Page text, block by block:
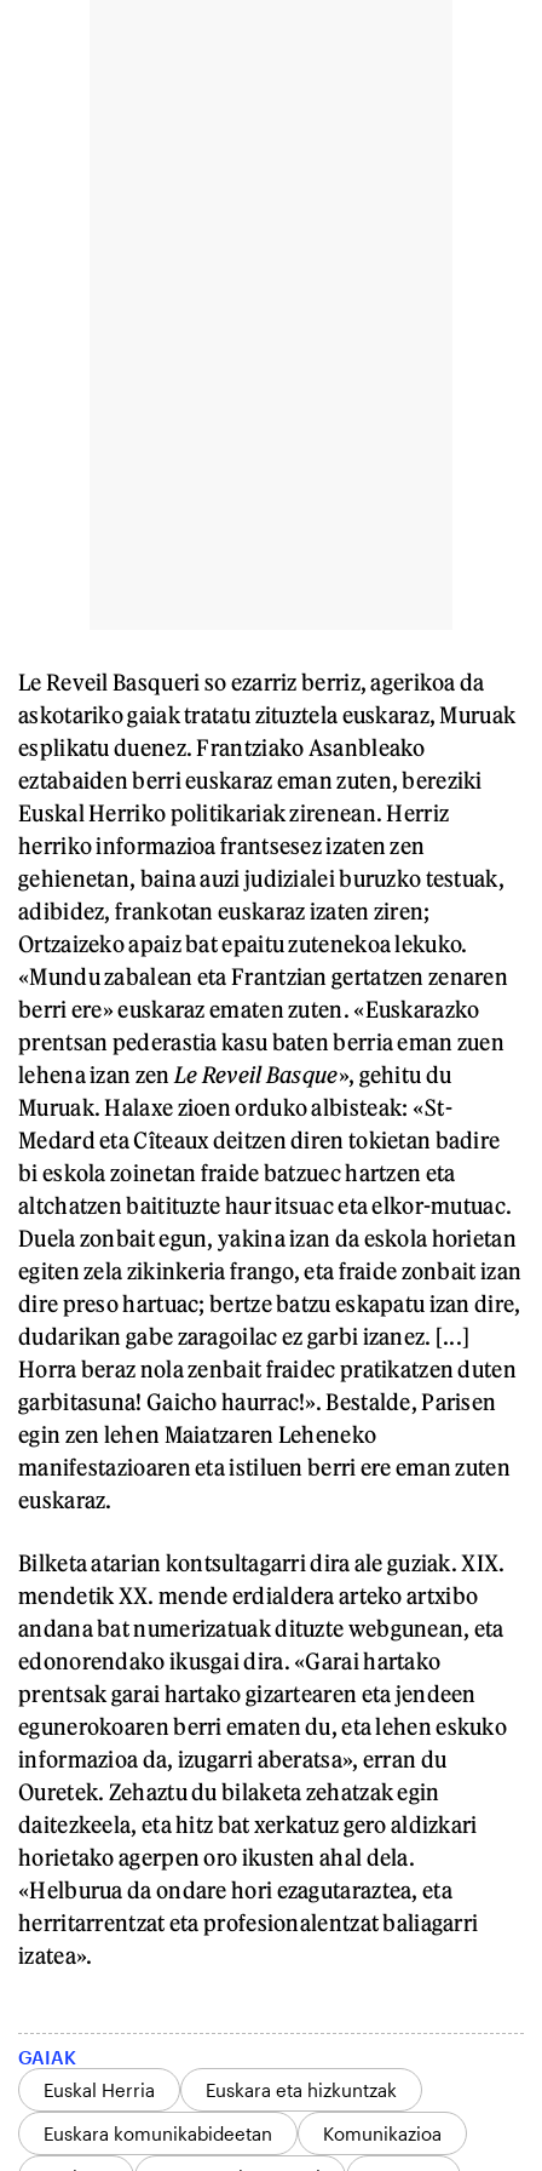
Le Reveil Basqueri so ezarriz berriz, agerikoa da
askotariko gaiak tratatu zituztela euskaraz, Muruak
esplikatu duenez. Frantziako Asanbleako
eztabaiden berri euskaraz eman zuten, bereziki
Euskal Herriko politikariak zirenean. Herriz
herriko informazioa frantsesez izaten zen
gehienetan, baina auzi judizialei buruzko testuak,
adibidez, frankotan euskaraz izaten ziren;
Ortzaizeko apaiz bat epaitu zutenekoa lekuko.
«Mundu zabalean eta Frantzian gertatzen zenaren
berri ere» euskaraz ematen zuten. «Euskarazko
prentsan pederastia kasu baten berria eman zuen
lehena izan zen Le Reveil Basque», gehitu du
Muruak. Halaxe zioen orduko albisteak: «St-
Medard eta Cîteaux deitzen diren tokietan badire
bi eskola zoinetan fraide batzuec hartzen eta
altchatzen baitituzte haur itsuac eta elkor-mutuac.
Duela zonbait egun, yakina izan da eskola horietan
egiten zela zikinkeria frango, eta fraide zonbait izan
dire preso hartuac; bertze batzu eskapatu izan dire,
dudarikan gabe zaragoilac ez garbi izanez. [...]
Horra beraz nola zenbait fraidec pratikatzen duten
garbitasuna! Gaicho haurrac!». Bestalde, Parisen
egin zen lehen Maiatzaren Leheneko
manifestazioaren eta istiluen berri ere eman zuten
euskaraz.
Bilketa atarian kontsultagarri dira ale guziak. XIX.
mendetik XX. mende erdialdera arteko artxibo
andana bat numerizatuak dituzte webgunean, eta
edonorendako ikusgai dira. «Garai hartako
prentsak garai hartako gizartearen eta jendeen
egunerokoaren berri ematen du, eta lehen eskuko
informazioa da, izugarri aberatsa», erran du
Ouretek. Zehaztu du bilaketa zehatzak egin
daitezkeela, eta hitz bat xerkatuz gero aldizkari
horietako agerpen oro ikusten ahal dela.
«Helburua da ondare hori ezagutaraztea, eta
herritarrentzat eta profesionalentzat baliagarri
izatea».
GAIAK
Euskal Herria
Euskara eta hizkuntzak
Euskara komunikabideetan
Komunikazioa